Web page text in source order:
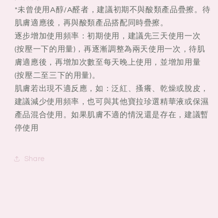
*未曾使用A醇/A醛者，建議初期不與酸類產品疊擦。待
肌膚適應後，再與酸類產品搭配同時疊擦。
逐步增加使用頻率：初期使用，建議先三天使用一次
(按壓一下的用量)，再逐漸調整為兩天使用一次，待肌
膚適應後，再增加次數至每天晚上使用，並增加用量
(按壓二至三下的用量)。
肌膚若出現不適反應，如：泛紅、搔癢、乾燥或脫皮，
建議減少使用頻率，也可與其他寶拉珍選精華液或保濕
產品混合使用。如果肌膚不適的情況還是存在，建議暫
停使用
Share